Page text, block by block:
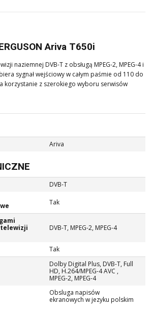
Ariva T650i
naziemnej DVB-T z obsługą MPEG-2, MPEG-4 i
sygnał wejściowy w całym paśmie od 110 do
korzystanie z szerokiego wyboru serwisów
Ariva
DVB-T
Tak
DVB-T, MPEG-2, MPEG-4
Tak
Dolby Digital Plus, DVB-T, Full
HD, H.264/MPEG-4 AVC ,
MPEG-2, MPEG-4
Obsluga napisów
ekranowych w jezyku polskim